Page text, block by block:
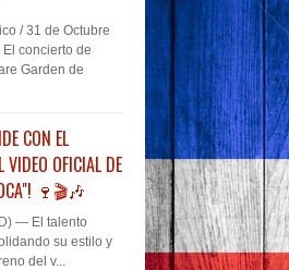
/ 31 de Octubre
concierto de
Garden de
CON EL
VIDEO OFICIAL DE
🍷🎬🎶
— El talento
su estilo y
del v...